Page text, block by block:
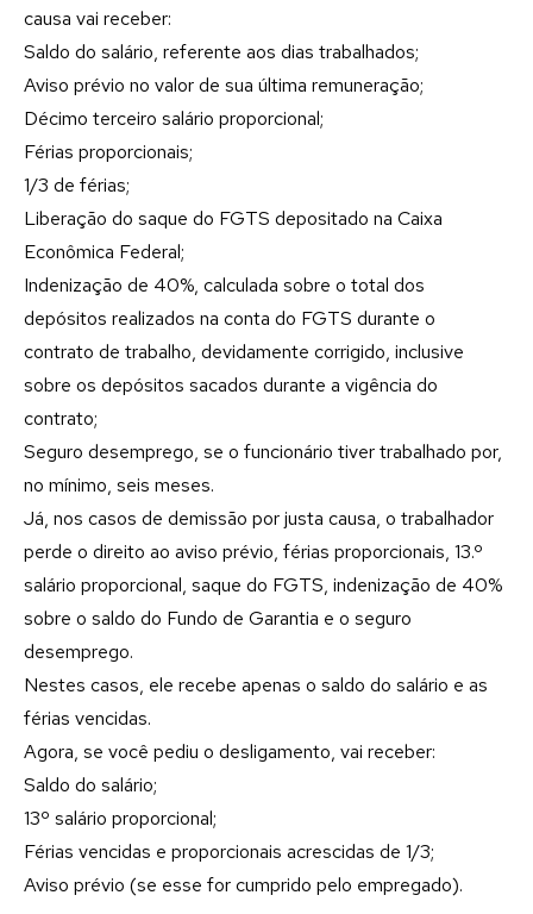
causa vai receber:
Saldo do salário, referente aos dias trabalhados;
Aviso prévio no valor de sua última remuneração;
Décimo terceiro salário proporcional;
Férias proporcionais;
1/3 de férias;
Liberação do saque do FGTS depositado na Caixa
Econômica Federal;
Indenização de 40%, calculada sobre o total dos
depósitos realizados na conta do FGTS durante o
contrato de trabalho, devidamente corrigido, inclusive
sobre os depósitos sacados durante a vigência do
contrato;
Seguro desemprego, se o funcionário tiver trabalhado por,
no mínimo, seis meses.
Já, nos casos de demissão por justa causa, o trabalhador
perde o direito ao aviso prévio, férias proporcionais, 13.º
salário proporcional, saque do FGTS, indenização de 40%
sobre o saldo do Fundo de Garantia e o seguro
desemprego.
Nestes casos, ele recebe apenas o saldo do salário e as
férias vencidas.
Agora, se você pediu o desligamento, vai receber:
Saldo do salário;
13º salário proporcional;
Férias vencidas e proporcionais acrescidas de 1/3;
Aviso prévio (se esse for cumprido pelo empregado).